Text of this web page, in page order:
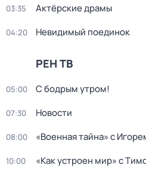
03:35 Актёрские драмы
04:20 Невидимый поединок
РЕН ТВ
05:00 С бодрым утром!
07:30 Новости
08:00 «Военная тайна» с
10:00 «Как устроен мир» с